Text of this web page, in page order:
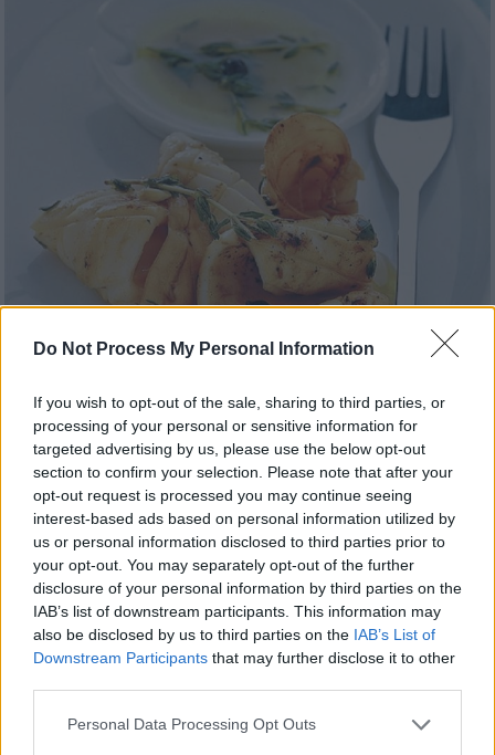
Do Not Process My Personal Information
If you wish to opt-out of the sale, sharing to third parties, or
processing of your personal or sensitive information for
targeted advertising by us, please use the below opt-out
section to confirm your selection. Please note that after your
opt-out request is processed you may continue seeing
interest-based ads based on personal information utilized by
us or personal information disclosed to third parties prior to
your opt-out. You may separately opt-out of the further
disclosure of your personal information by third parties on the
IAB’s list of downstream participants. This information may
also be disclosed by us to third parties on the IAB’s List of
Downstream Participants that may further disclose it to other
Please note that this website/app uses one or more Google
Personal Data Processing Opt Outs
Συνταγές|19.05.2023 07:48
Γεύση θάλασσας - Καλαμαράκια ψητά με
σάλτσα άνηθου
Λευκό κρασί, τσίπουρο ή ουζάκι, όλα
ταιριάζουν στο νόστιμο αυτό θαλασσινό
μεζέ.